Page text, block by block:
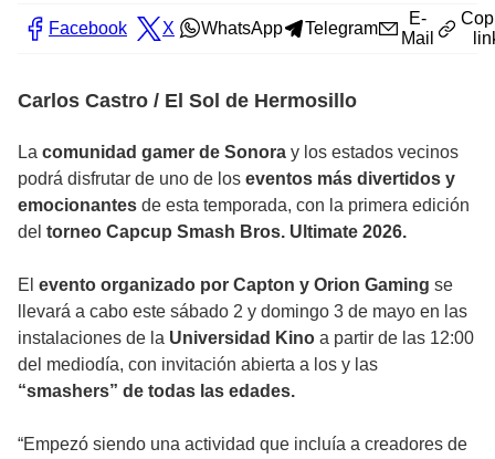
Facebook X WhatsApp Telegram
E-
Mail
Carlos Castro / El Sol de Hermosillo
La comunidad gamer de Sonora y los estados vecinos
podrá disfrutar de uno de los eventos más divertidos y
emocionantes de esta temporada, con la primera edición
del torneo Capcup Smash Bros. Ultimate 2026.
El evento organizado por Capton y Orion Gaming se
llevará a cabo este sábado 2 y domingo 3 de mayo en las
instalaciones de la Universidad Kino a partir de las 12:00
del mediodía, con invitación abierta a los y las
“smashers” de todas las edades.
“Empezó siendo una actividad que incluía a creadores de